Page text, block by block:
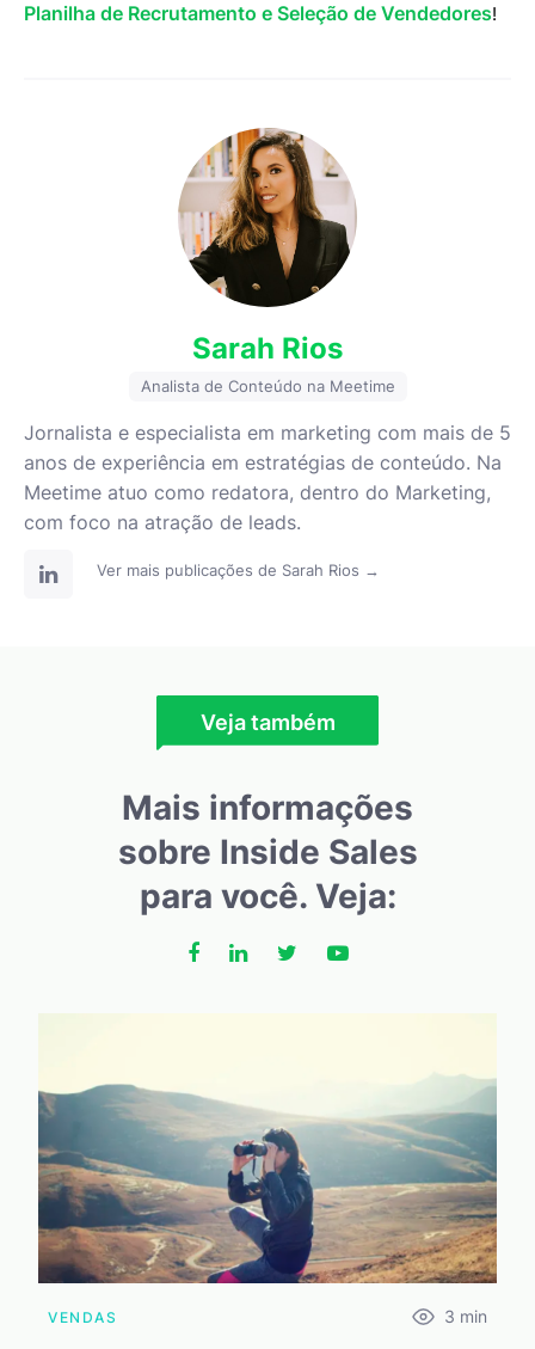
Planilha de Recrutamento e Seleção de Vendedores!
Sarah Rios
Analista de Conteúdo na Meetime
Jornalista e especialista em marketing com mais de 5
anos de experiência em estratégias de conteúdo. Na
Meetime atuo como redatora, dentro do Marketing,
com foco na atração de leads.
Ver mais publicações de Sarah Rios →
Veja também
Mais informações
sobre Inside Sales
para você. Veja:
VENDAS 3 min